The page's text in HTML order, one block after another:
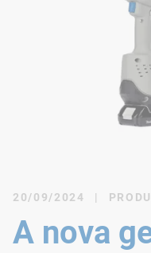
20/09/2024 |
A nova